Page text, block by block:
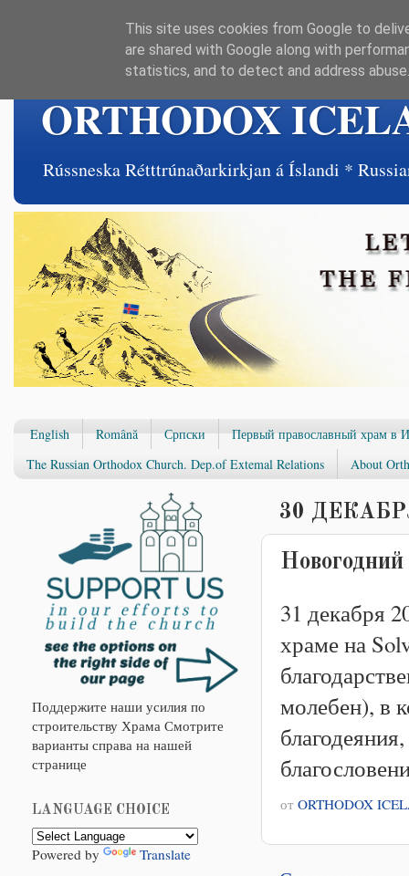
ORTHODOX
Rússneska Rétttrúnaðarkirkjan á Íslandi *
English Română Српски
Первый православный храм в
The Russian Orthodox Church. Dep.of Extemal Relations
About
30
31 декабря
храме на
молебен), в
от ORTHODOX
Поддержите наши усилия по
строительству Храма Смотрите
варианты справа на нашей
странице
LANGUAGE CHOICE
Powered by Translate
This site uses cookies from Google to
are shared with Google along with
statistics, and to detect and address abuse.